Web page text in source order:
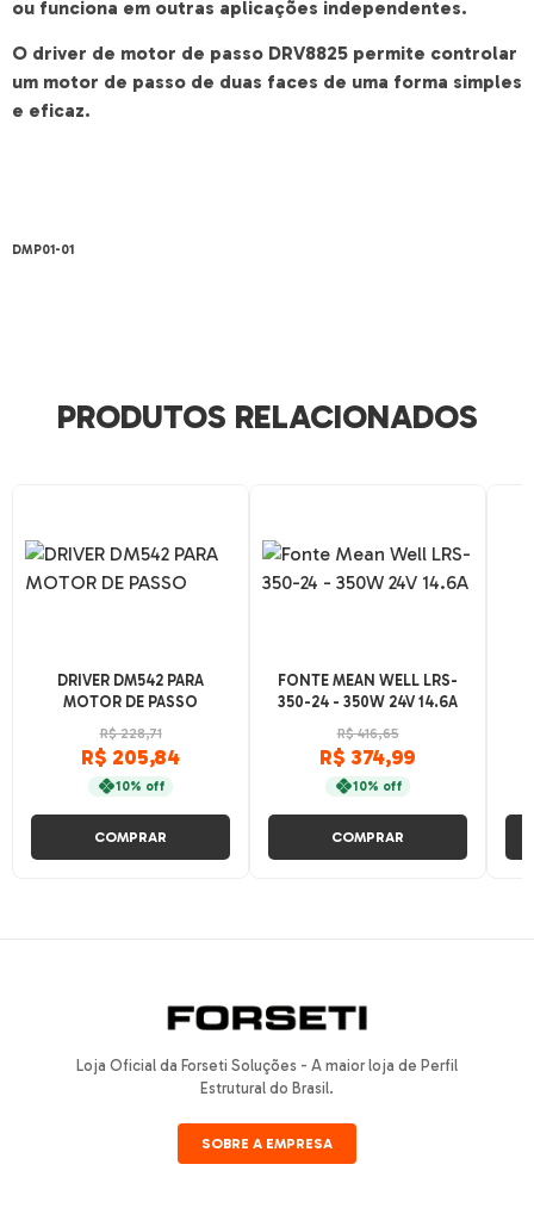
ou funciona em outras aplicações independentes.
O driver de motor de passo DRV8825 permite controlar
um motor de passo de duas faces de uma forma simples
e eficaz.
DMP01-01
PRODUTOS RELACIONADOS
DRIVER DM542 PARA
MOTOR DE PASSO
R$ 228,71
R$ 205,84
10% off
COMPRAR
FONTE MEAN WELL LRS-
350-24 - 350W 24V 14.6A
R$ 416,65
R$ 374,99
10% off
COMPRAR
Loja Oficial da Forseti Soluções - A maior loja de Perfil
Estrutural do Brasil.
SOBRE A EMPRESA